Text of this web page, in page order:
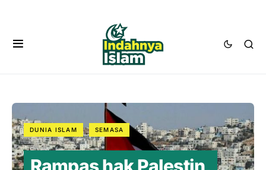
DUNIA ISLAM SEMASA
Rampas hak Palestin,